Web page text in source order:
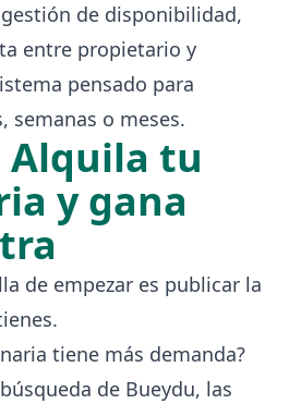
de disponibilidad,
entre propietario y
pensado para
semanas o meses.
Alquila tu
y gana
de empezar es publicar la
tiene más demanda?
de Bueydu, las